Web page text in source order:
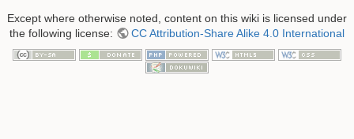
Except where otherwise noted, content on this wiki is licensed under
the following license:
CC Attribution-Share Alike 4.0 International